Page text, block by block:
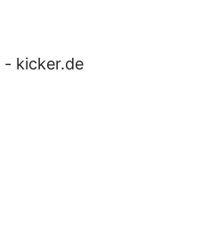
- kicker.de